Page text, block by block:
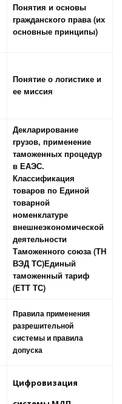
Понятия и основы
гражданского права (их
основные принципы)
Понятие о логистике и
ее миссия
Декларирование
грузов, применение
таможенных процедур
в ЕАЭС.
Классификация
товаров по Единой
товарной
номенклатуре
внешнеэкономической
деятельности
Таможенного союза (ТН
ВЭД ТС)Единый
таможенный тариф
(ЕТТ ТС)
Правила применения
разрешительной
системы и правила
допуска
Цифровизация